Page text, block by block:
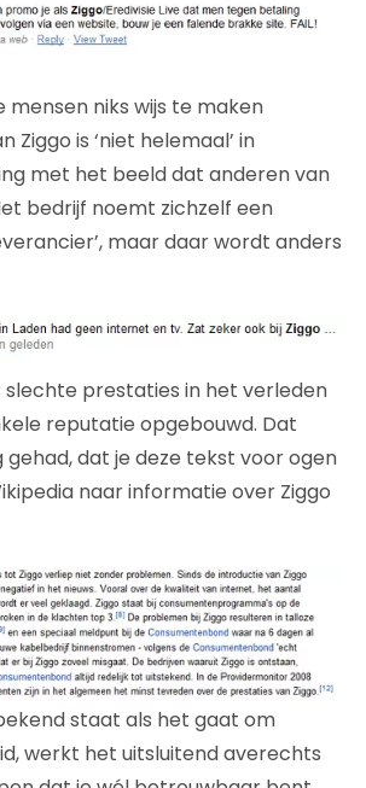
mensen niks wijs te maken
Ziggo is ‘niet helemaal’ in
met het beeld dat anderen van
bedrijf noemt zichzelf een
maar daar wordt anders
prestaties in het verleden
reputatie opgebouwd. Dat
dat je deze tekst voor ogen
naar informatie over Ziggo
staat als het gaat om
werkt het uitsluitend averechts